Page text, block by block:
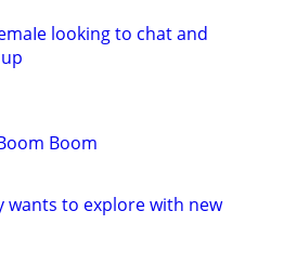
looking to chat and
Boom
wants to explore with new